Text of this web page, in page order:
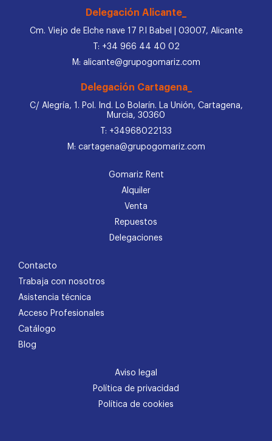
Delegación Alicante_
Cm. Viejo de Elche nave 17 P.I Babel | 03007, Alicante
T: +34 966 44 40 02
M: alicante@grupogomariz.com
Delegación Cartagena_
C/ Alegría, 1. Pol. Ind. Lo Bolarín. La Unión, Cartagena,
Murcia, 30360
T: +34968022133
M: cartagena@grupogomariz.com
Gomariz Rent
Alquiler
Venta
Repuestos
Delegaciones
Contacto
Trabaja con nosotros
Asistencia técnica
Acceso Profesionales
Catálogo
Blog
Aviso legal
Política de privacidad
Política de cookies